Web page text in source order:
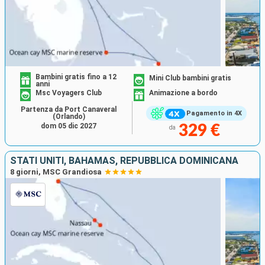
Pagamento in 4X
Bambini gratis fino a 12
anni
Mini Club bambini gratis
Msc Voyagers Club
Animazione a bordo
da 329 €
Partenza da Port Canaveral
(Orlando)
dom 05 dic 2027
STATI UNITI, BAHAMAS, REPUBBLICA DOMINICANA
8 giorni, MSC Grandiosa